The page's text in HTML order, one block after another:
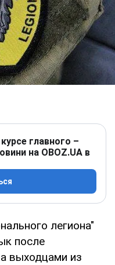
главного –
на OBOZ.UA в
легиона"
после
выходцами из